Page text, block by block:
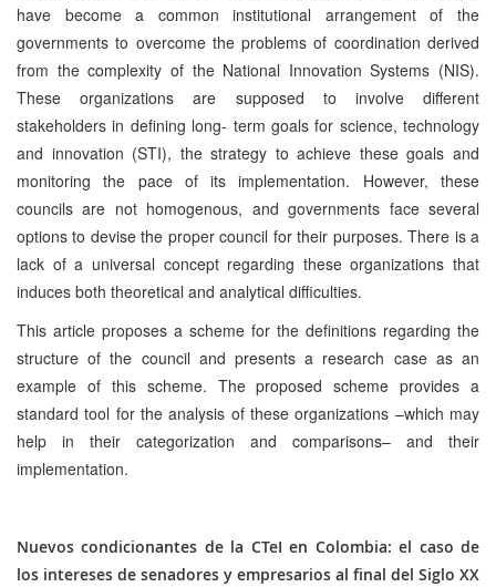
have become a common institutional arrangement of the
governments to overcome the problems of coordination derived
from the complexity of the National Innovation Systems (NIS).
These organizations are supposed to involve different
stakeholders in defining long- term goals for science, technology
and innovation (STI), the strategy to achieve these goals and
monitoring the pace of its implementation. However, these
councils are not homogenous, and governments face several
options to devise the proper council for their purposes. There is a
lack of a universal concept regarding these organizations that
induces both theoretical and analytical difficulties.
This article proposes a scheme for the definitions regarding the
structure of the council and presents a research case as an
example of this scheme. The proposed scheme provides a
standard tool for the analysis of these organizations –which may
help in their categorization and comparisons– and their
implementation.
Nuevos condicionantes de la CTeI en Colombia: el caso de
los intereses de senadores y empresarios al final del Siglo XX